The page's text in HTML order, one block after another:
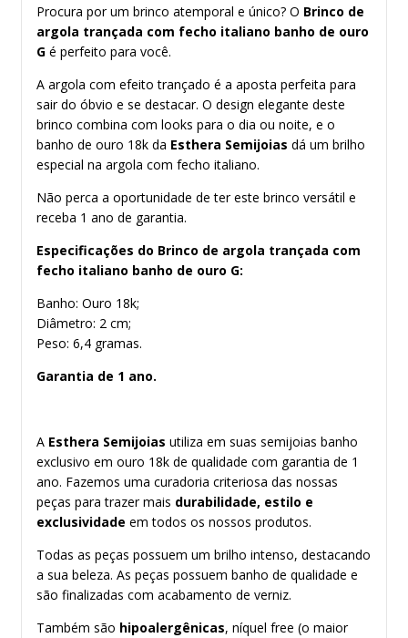
Procura por um brinco atemporal e único? O Brinco de
argola trançada com fecho italiano banho de ouro
G é perfeito para você.
A argola com efeito trançado é a aposta perfeita para
sair do óbvio e se destacar. O design elegante deste
brinco combina com looks para o dia ou noite, e o
banho de ouro 18k da Esthera Semijoias dá um brilho
especial na argola com fecho italiano.
Não perca a oportunidade de ter este brinco versátil e
receba 1 ano de garantia.
Especificações do Brinco de argola trançada com
fecho italiano banho de ouro G:
Banho: Ouro 18k;
Diâmetro: 2 cm;
Peso: 6,4 gramas.
Garantia de 1 ano.
A Esthera Semijoias utiliza em suas semijoias banho
exclusivo em ouro 18k de qualidade com garantia de 1
ano. Fazemos uma curadoria criteriosa das nossas
peças para trazer mais durabilidade, estilo e
exclusividade em todos os nossos produtos.
Todas as peças possuem um brilho intenso, destacando
a sua beleza. As peças possuem banho de qualidade e
são finalizadas com acabamento de verniz.
Também são hipoalergênicas, níquel free (o maior